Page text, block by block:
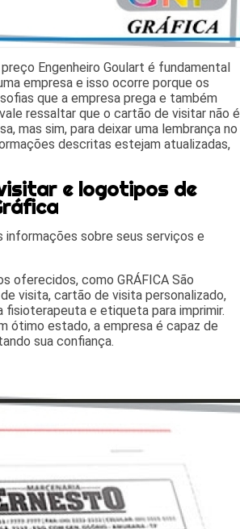
Engenheiro Goulart é fundamental
empresa e isso ocorre porque os
que a empresa prega e também
ressaltar que o cartão de visitar não é
mas sim, para deixar uma lembrança no
descritas estejam atualizadas,
e logotipos de
informações sobre seus serviços e
oferecidos, como GRÁFICA São
visita, cartão de visita personalizado,
e etiqueta para imprimir.
ótimo estado, a empresa é capaz de
sua confiança.